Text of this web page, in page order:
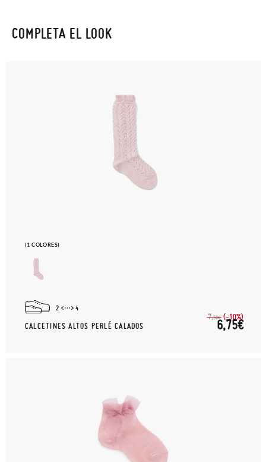
COMPLETA EL LOOK
(1 COLORES)
2 4
CALCETINES ALTOS PERLÉ CALADOS
7,50€ (-10%)
6,75€